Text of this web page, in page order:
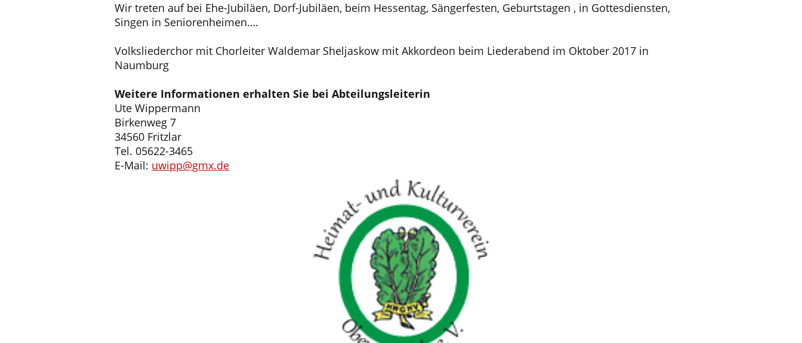
Wir treten auf bei Ehe-Jubiläen, Dorf-Jubiläen, beim Hessentag, Sängerfesten, Geburtstagen , in Gottesdiensten,
Singen in Seniorenheimen….
Volksliederchor mit Chorleiter Waldemar Sheljaskow mit Akkordeon beim Liederabend im Oktober 2017 in
Naumburg
Weitere Informationen erhalten Sie bei Abteilungsleiterin
Ute Wippermann
Birkenweg 7
34560 Fritzlar
Tel. 05622-3465
E-Mail: uwipp@gmx.de